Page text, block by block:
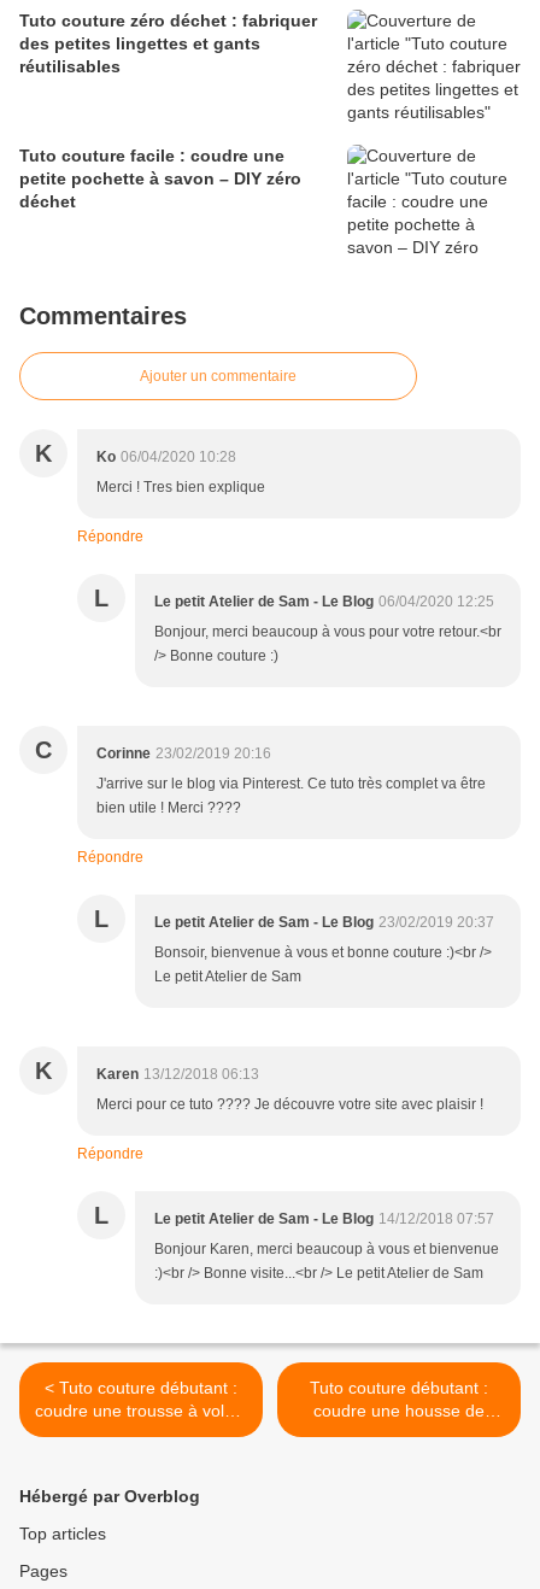
Tuto couture zéro déchet : fabriquer
des petites lingettes et gants
réutilisables
Tuto couture facile : coudre une
petite pochette à savon – DIY zéro
déchet
Commentaires
Ajouter un commentaire
K Ko 06/04/2020 10:28
Merci ! Tres bien explique
Répondre
L Le petit Atelier de Sam - Le Blog 06/04/2020 12:25
Bonjour, merci beaucoup à vous pour votre retour.<br
/> Bonne couture :)
C Corinne 23/02/2019 20:16
J'arrive sur le blog via Pinterest. Ce tuto très complet va être
bien utile ! Merci ????
Répondre
L Le petit Atelier de Sam - Le Blog 23/02/2019 20:37
Bonsoir, bienvenue à vous et bonne couture :)<br />
Le petit Atelier de Sam
K Karen 13/12/2018 06:13
Merci pour ce tuto ???? Je découvre votre site avec plaisir !
Répondre
L Le petit Atelier de Sam - Le Blog 14/12/2018 07:57
Bonjour Karen, merci beaucoup à vous et bienvenue
:)<br /> Bonne visite...<br /> Le petit Atelier de Sam
< Tuto couture débutant :
coudre une trousse à volant
doublée et féminine
Tuto couture débutant :
coudre une housse de
coussin avec poche
Hébergé par Overblog
Top articles
Pages